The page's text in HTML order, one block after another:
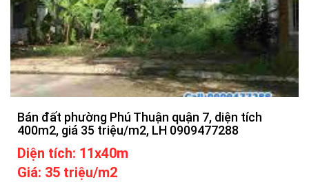
Bán đất phường Phú Thuận quận 7, diện tích
400m2, giá 35 triệu/m2, LH 0909477288
Diện tích: 11x40m
Giá: 35 triệu/m2